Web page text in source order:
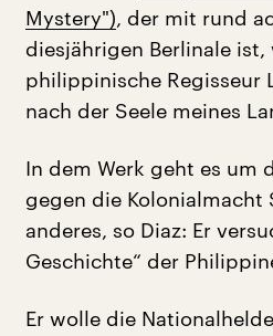
Mystery"), der mit rund
diesjährigen Berlinale
philippinische Regisseur
nach der Seele meines
In dem Werk geht es um
gegen die Kolonialmacht
anderes, so Diaz: Er
Geschichte“ der
Er wolle die